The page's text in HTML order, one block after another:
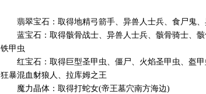
翡翠宝石：取得地精弓箭手、异兽人士兵、食尸鬼、
蓝宝石：取得骸骨战士、异兽人士兵、骸骨骑士、骸
铁甲虫
红宝石：取得巨型圣甲虫、僵尸、火焰圣甲虫、盔甲
狂暴混血豺狼人、拉库姆之王
魔力晶体：取得打蛇女(帝王墓穴南方海边)